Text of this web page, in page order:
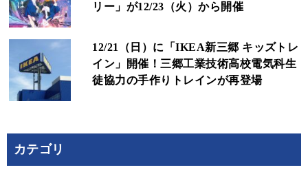
リー」が12/23（火）から開催
12/21（日）に「IKEA新三郷 キッズトレ
イン」開催！三郷工業技術高校電気科生
徒協力の手作りトレインが再登場
カテゴリ